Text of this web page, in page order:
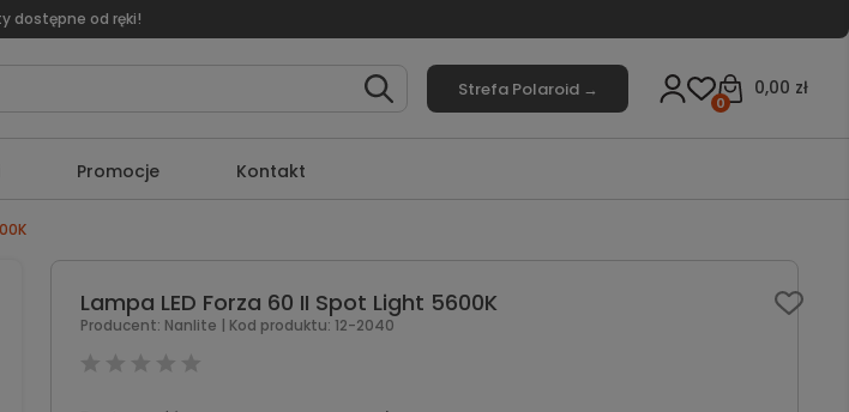
produktów - 24h
Strefa Polaroid → 0,00 zł
0
Promocje Kontakt
Lampa LED Forza 60 II Spot Light 5600K
Producent: Nanlite | Kod produktu: 12-2040